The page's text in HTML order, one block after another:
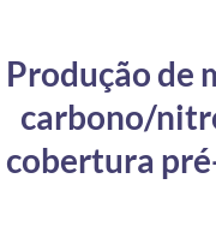
Controladoria-Geral da União
Ministério da Mulher, da Família
Produção de
carbono/
cobertura